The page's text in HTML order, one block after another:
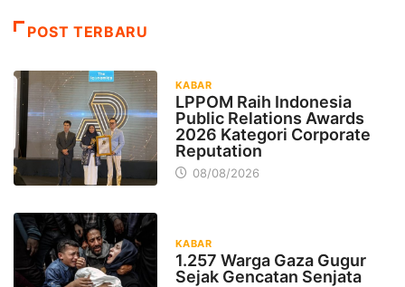
POST TERBARU
KABAR
LPPOM Raih Indonesia
Public Relations Awards
2026 Kategori Corporate
Reputation
08/08/2026
KABAR
1.257 Warga Gaza Gugur
Sejak Gencatan Senjata